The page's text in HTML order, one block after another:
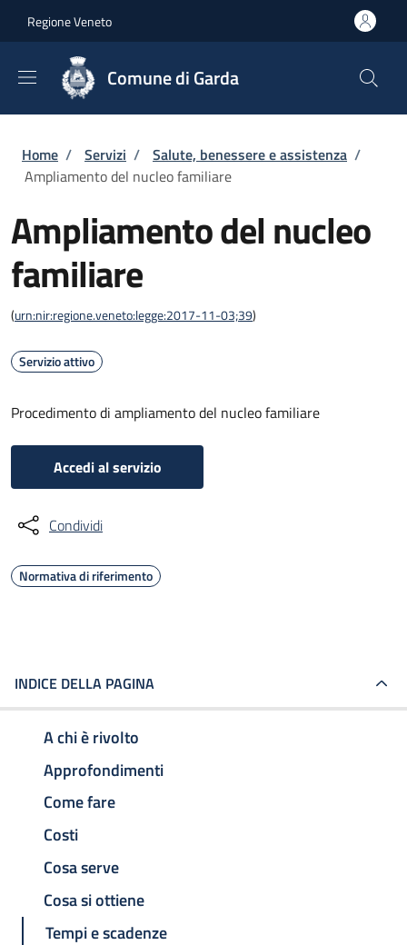
Regione Veneto
Comune di Garda
Briciole di pane
Home / Servizi / Salute, benessere e assistenza /
Ampliamento del nucleo familiare
Ampliamento del nucleo
familiare
(urn:nir:regione.veneto:legge:2017-11-03;39)
Servizio attivo
Procedimento di ampliamento del nucleo familiare
Accedi al servizio
Condividi
Normativa di riferimento
INDICE DELLA PAGINA
A chi è rivolto
Approfondimenti
Come fare
Costi
Cosa serve
Cosa si ottiene
Tempi e scadenze